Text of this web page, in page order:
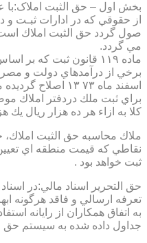
از حقوقي كه در ادارات ثبـت
مي گردد.
ماده ۱۱۹ قانون ثبت كه
اسفند ماه ۷۳ ۱۳ اصلاح گرديده مقرر مي دارد:
كلا به ازاء هر ده هزار ريال
ملاك محاسبه حق الثبت
نقاطي كه قيمت منطقه اي
ثبت خواهد بود .
حق التحرير اسناد مالي:در
تعرفه ارسالي و فاقد هرگونه
به اتفاق همكاران از رايانه
جداول داده شده به سيستم حق